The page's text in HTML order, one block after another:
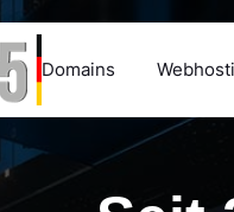
Domains